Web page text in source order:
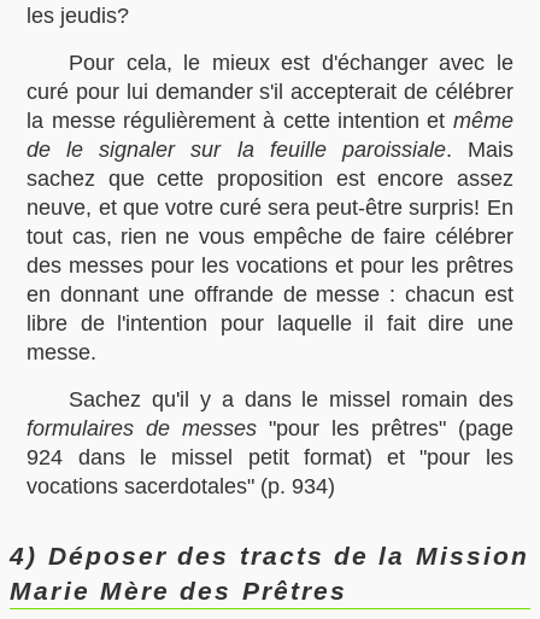
les jeudis?
Pour cela, le mieux est d'échanger avec le
curé pour lui demander s'il accepterait de célébrer
la messe régulièrement à cette intention et même
de le signaler sur la feuille paroissiale. Mais
sachez que cette proposition est encore assez
neuve, et que votre curé sera peut-être surpris! En
tout cas, rien ne vous empêche de faire célébrer
des messes pour les vocations et pour les prêtres
en donnant une offrande de messe : chacun est
libre de l'intention pour laquelle il fait dire une
messe.
Sachez qu'il y a dans le missel romain des
formulaires de messes "pour les prêtres" (page
924 dans le missel petit format) et "pour les
vocations sacerdotales" (p. 934)
4) Déposer des tracts de la Mission
Marie Mère des Prêtres